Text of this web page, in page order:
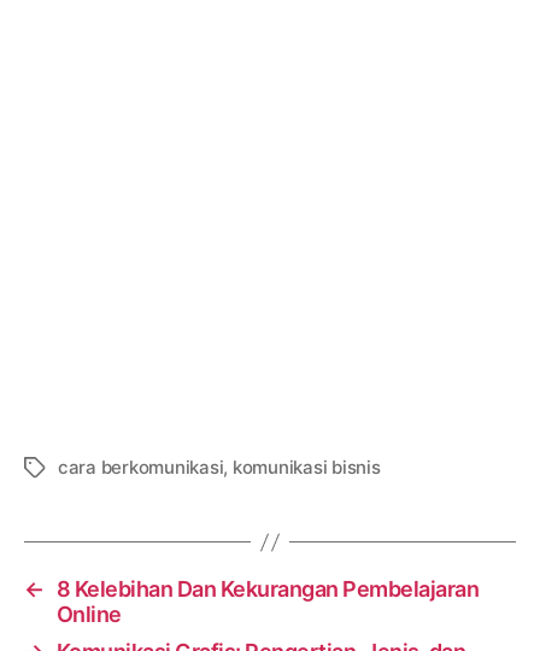
Tagscara berkomunikasi, komunikasi bisnis
←
8 Kelebihan Dan Kekurangan Pembelajaran
Online